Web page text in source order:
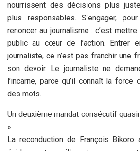
nourrissent des décisions plus
plus responsables. S’engager,
renoncer au journalisme : c’est
public au cœur de l’action. Entrer
journaliste, ce n’est pas franchir une
son devoir. Le journaliste ne
l’incarne, parce qu’il connaît la
des mots.
Un deuxième mandat consécutif
»
La reconduction de François Bikoro